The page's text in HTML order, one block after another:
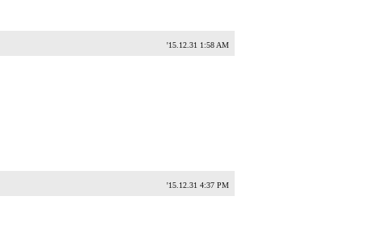
'15.12.31 1:58 AM
'15.12.31 4:37 PM